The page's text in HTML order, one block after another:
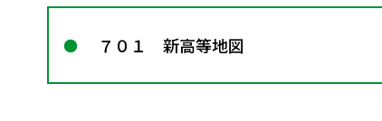
７０１ 新高等地図